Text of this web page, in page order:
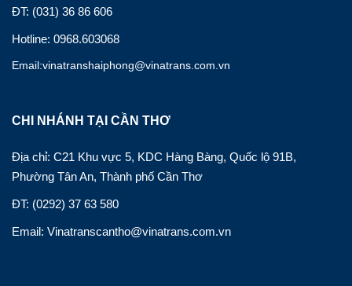
ĐT: (031) 36 86 606
Hotline: 0968.603068
Email:vinatranshaiphong@vinatrans.com.vn
CHI NHÁNH TẠI CẦN THƠ
Địa chỉ: C21 Khu vực 5, KDC Hàng Bàng, Quốc lộ 91B,
Phường Tân An, Thành phố Cần Thơ
ĐT: (0292) 37 63 580
Email: Vinatranscantho@vinatrans.com.vn